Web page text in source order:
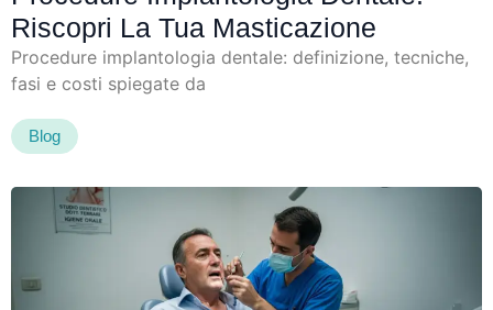
Riscopri La Tua Masticazione
Procedure implantologia dentale: definizione, tecniche,
fasi e costi spiegate da
Blog